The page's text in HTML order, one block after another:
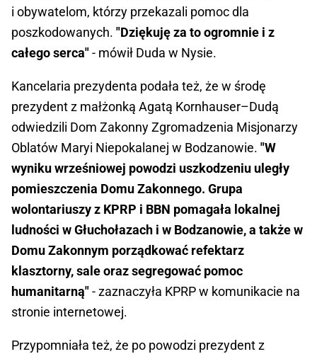
i obywatelom, którzy przekazali pomoc dla
poszkodowanych. "Dziękuję za to ogromnie i z
całego serca"- mówił Duda w Nysie.
Kancelaria prezydenta podała też, że w środę
prezydent z małżonką Agatą Kornhauser–Dudą
odwiedzili Dom Zakonny Zgromadzenia Misjonarzy
Oblatów Maryi Niepokalanej w Bodzanowie. "W
wyniku wrześniowej powodzi uszkodzeniu uległy
pomieszczenia Domu Zakonnego. Grupa
wolontariuszy z KPRP i BBN pomagała lokalnej
ludności w Głuchołazach i w Bodzanowie, a także w
Domu Zakonnym porządkować refektarz
klasztorny, sale oraz segregować pomoc
humanitarną"- zaznaczyła KPRP w komunikacie na
stronie internetowej.
Przypomniała też, że po powodzi prezydent z